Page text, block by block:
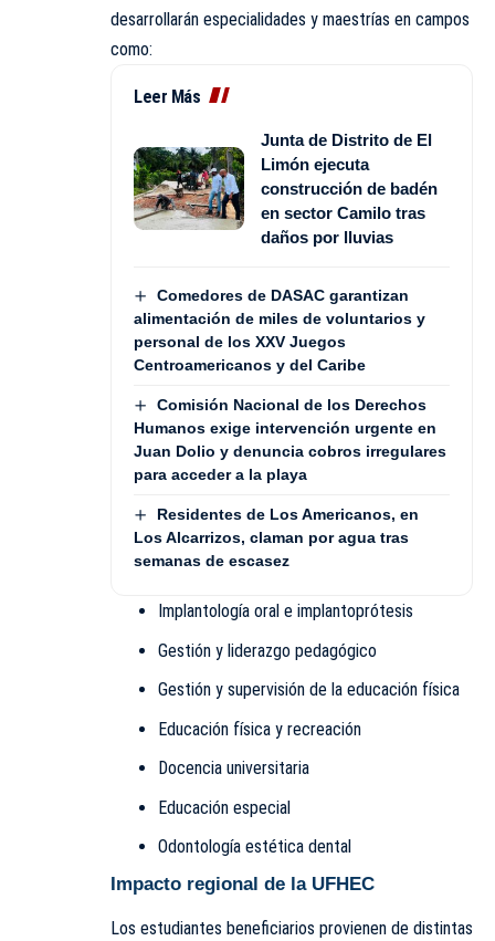
desarrollarán especialidades y maestrías en campos
como:
Leer Más
Junta de Distrito de El
Limón ejecuta
construcción de badén
en sector Camilo tras
daños por lluvias
Comedores de DASAC garantizan
alimentación de miles de voluntarios y
personal de los XXV Juegos
Centroamericanos y del Caribe
Comisión Nacional de los Derechos
Humanos exige intervención urgente en
Juan Dolio y denuncia cobros irregulares
para acceder a la playa
Residentes de Los Americanos, en
Los Alcarrizos, claman por agua tras
semanas de escasez
Implantología oral e implantoprótesis
Gestión y liderazgo pedagógico
Gestión y supervisión de la educación física
Educación física y recreación
Docencia universitaria
Educación especial
Odontología estética dental
Impacto regional de la UFHEC
Los estudiantes beneficiarios provienen de distintas